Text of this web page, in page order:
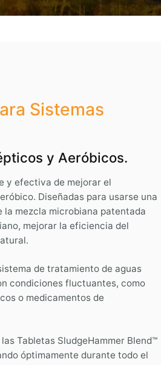
Sistemas
y Aeróbicos.
y efectiva de mejorar el
Diseñadas para usarse una
mezcla microbiana patentada
mejorar la eficiencia del
de tratamiento de aguas
condiciones fluctuantes, como
o medicamentos de
Tabletas SludgeHammer Blend™
óptimamente durante todo el